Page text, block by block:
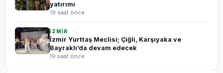
yatırımı
19 saat önce
İZMİR
İzmir Yurttaş Meclisi; Çiğli, Karşıyaka ve
Bayraklı’da devam edecek
19 saat önce